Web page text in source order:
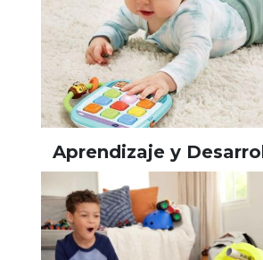
Aprendizaje y